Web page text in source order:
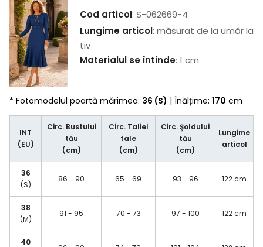
Cod articol: S-062669-4
Lungime articol: măsurat de la umăr la
tiv
Materialul se întinde: 1 cm
* Fotomodelul poartă mărimea: 36 (S) | Înălțime: 170 cm
INT
(EU)
Circ. Bustului
tău
(cm)
Circ. Taliei
tale
(cm)
Circ. Şoldului
tău
(cm)
Lungime
articol
36
(S)
86 - 90 65 - 69 93 - 96 122 cm
38
(M)
91 - 95 70 - 73 97 - 100 122 cm
40